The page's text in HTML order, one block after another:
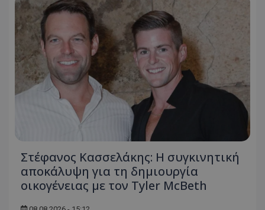
Στέφανος Κασσελάκης: Η συγκινητική
αποκάλυψη για τη δηµιουργία
οικογένειας με τον Tyler McBeth